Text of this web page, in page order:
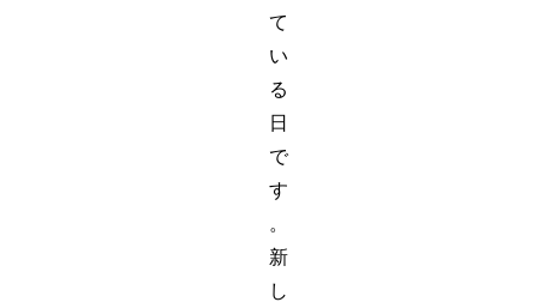
て
い
る
日
で
す
。
新
し